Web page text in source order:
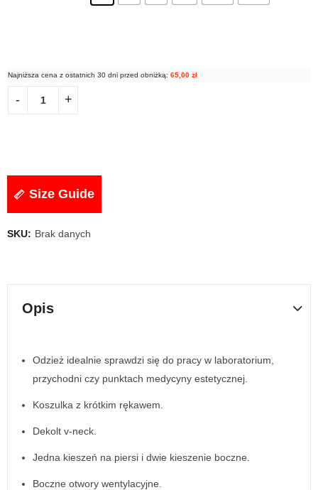
Najniższa cena z ostatnich 30 dni przed obniżką: 65,00 zł
Size Guide
SKU: Brak danych
Opis
Odzież idealnie sprawdzi się do pracy w laboratorium,
przychodni czy punktach medycyny estetycznej.
Koszulka z krótkim rękawem.
Dekolt v-neck.
Jedna kieszeń na piersi i dwie kieszenie boczne.
Boczne otwory wentylacyjne.